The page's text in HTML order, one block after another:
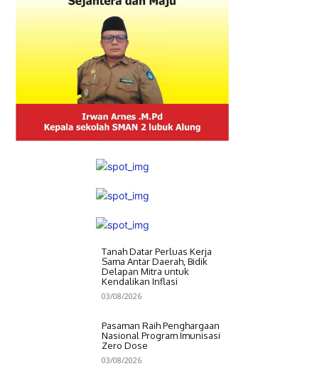
Tanah Datar Perluas Kerja
Sama Antar Daerah, Bidik
Delapan Mitra untuk
Kendalikan Inflasi
03/08/2026
Pasaman Raih Penghargaan
Nasional Program Imunisasi
Zero Dose
03/08/2026